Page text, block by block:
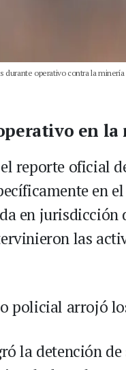
durante operativo contra la
en la
reporte oficial
en
en
las
policial arrojó
la detención